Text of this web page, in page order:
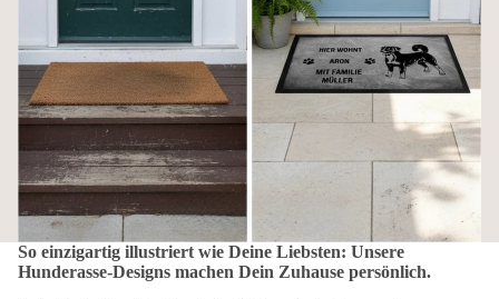
So einzigartig illustriert wie Deine Liebsten: Unsere
Hunderasse-Designs machen Dein Zuhause persönlich.